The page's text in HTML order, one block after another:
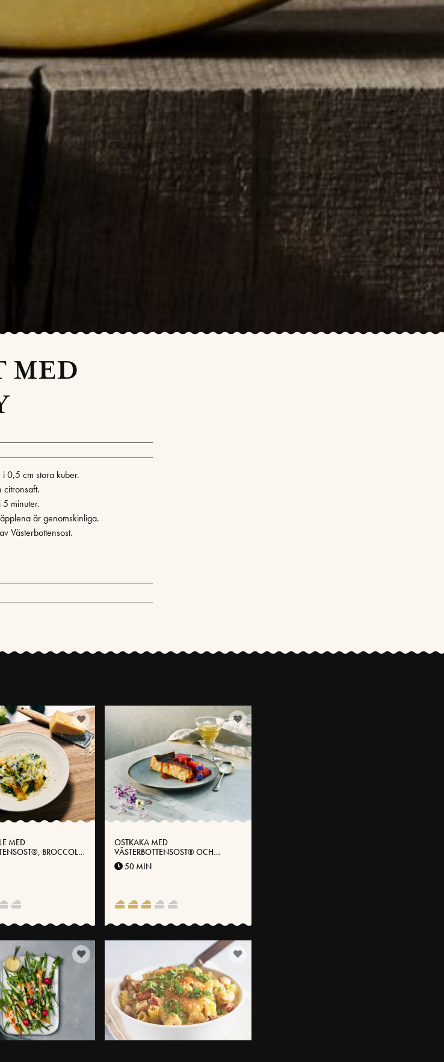
MED
0,5 cm stora kuber.
citronsaft.
minuter.
är genomskinliga.
Västerbottensost.
MED
BROCCOLI
SILVERLÖK
OSTKAKA MED
VÄSTERBOTTENSOST® OCH
BÄRKOMPOTT
50 MIN